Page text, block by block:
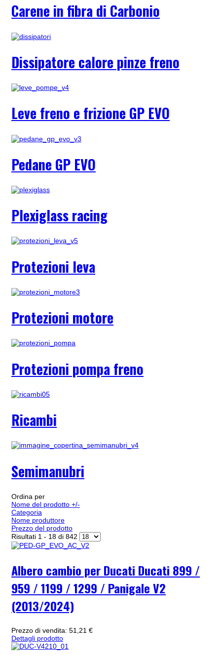
Carene in fibra di Carbonio
Dissipatore calore pinze freno
Leve freno e frizione GP EVO
Pedane GP EVO
Plexiglass racing
Protezioni leva
Protezioni motore
Protezioni pompa freno
Ricambi
Semimanubri
Ordina per
Nome del prodotto +/-
Categoria
Nome produttore
Prezzo del prodotto
Risultati 1 - 18 di 842
Albero cambio per Ducati Ducati 899 /
959 / 1199 / 1299 / Panigale V2
(2013/2024)
Prezzo di vendita: 51,21 €
Dettagli prodotto